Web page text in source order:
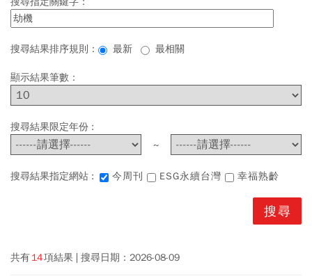
搜尋結果排序規則： 最新 最相關
顯示結果筆數：
搜尋結果限定年份 :
~
搜尋結果指定網站 : 今周刊 ESG永續台灣 幸福熟齡
共有14項結果 搜尋日期： 2026-08-09